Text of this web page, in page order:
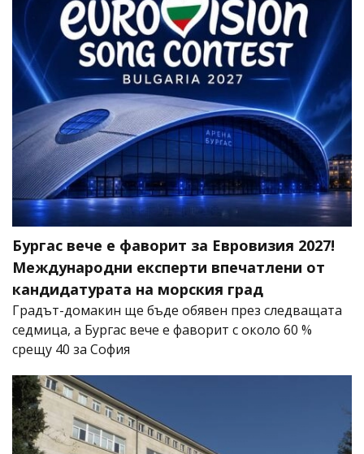
Бургас вече е фаворит за Евровизия 2027!
Международни експерти впечатлени от
кандидатурата на морския град
Градът-домакин ще бъде обявен през следващата
седмица, а Бургас вече е фаворит с около 60 %
срещу 40 за София